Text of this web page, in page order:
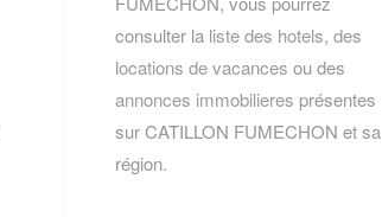
consulter la liste des hotels, des
locations de vacances ou des
annonces immobilieres présentes
sur CATILLON FUMECHON et sa
région.